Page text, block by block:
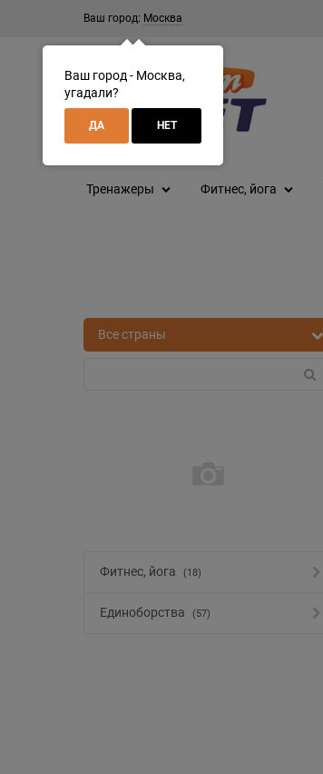
Ваш город: Москва
Тренажеры Фитнес, йога
Фитнес, йога (18)
Единоборства (57)
Ваш город - Москва,
угадали?
ДА НЕТ